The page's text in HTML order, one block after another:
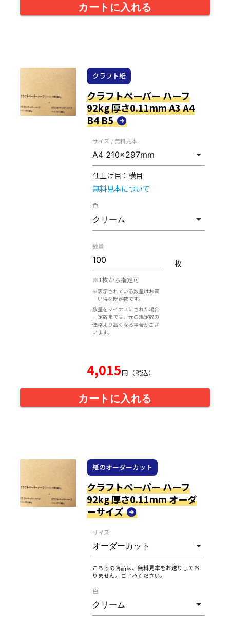
カートに入れる
クラフト紙
クラフトペーパー ハーフ
92kg 厚さ0.11mm A3 A4
B4 B5
サイズ / 無料見本
仕上げ目： 横目
無料見本について
色
数量
※1枚から指定可
※表示されている数量はお買
い得な既定数です。
数量をマイナスにされた場合
一定数までは、元の規定数の
価格より高くなる場合がござ
います。
枚
4,015円（税込）
カートに入れる
紙のオーダーカット
クラフトペーパー ハーフ
92kg 厚さ0.11mm オーダ
ーサイズ
サイズ
こちらの商品は、無料見本をお送りしてお
りません。ご了承ください。
色